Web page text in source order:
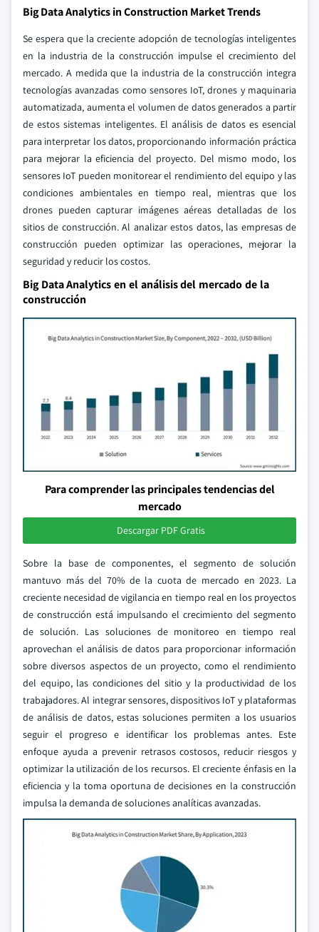
Big Data Analytics in Construction Market Trends
Se espera que la creciente adopción de tecnologías inteligentes
en la industria de la construcción impulse el crecimiento del
mercado. A medida que la industria de la construcción integra
tecnologías avanzadas como sensores IoT, drones y maquinaria
automatizada, aumenta el volumen de datos generados a partir
de estos sistemas inteligentes. El análisis de datos es esencial
para interpretar los datos, proporcionando información práctica
para mejorar la eficiencia del proyecto. Del mismo modo, los
sensores IoT pueden monitorear el rendimiento del equipo y las
condiciones ambientales en tiempo real, mientras que los
drones pueden capturar imágenes aéreas detalladas de los
sitios de construcción. Al analizar estos datos, las empresas de
construcción pueden optimizar las operaciones, mejorar la
seguridad y reducir los costos.
Big Data Analytics en el análisis del mercado de la
construcción
Para comprender las principales tendencias del
mercado
Descargar PDF Gratis
Sobre la base de componentes, el segmento de solución
mantuvo más del 70% de la cuota de mercado en 2023. La
creciente necesidad de vigilancia en tiempo real en los proyectos
de construcción está impulsando el crecimiento del segmento
de solución. Las soluciones de monitoreo en tiempo real
aprovechan el análisis de datos para proporcionar información
sobre diversos aspectos de un proyecto, como el rendimiento
del equipo, las condiciones del sitio y la productividad de los
trabajadores. Al integrar sensores, dispositivos IoT y plataformas
de análisis de datos, estas soluciones permiten a los usuarios
seguir el progreso e identificar los problemas antes. Este
enfoque ayuda a prevenir retrasos costosos, reducir riesgos y
optimizar la utilización de los recursos. El creciente énfasis en la
eficiencia y la toma oportuna de decisiones en la construcción
impulsa la demanda de soluciones analíticas avanzadas.